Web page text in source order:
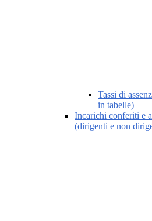
Tassi di
in tabelle)
Incarichi conferiti e
(dirigenti e non